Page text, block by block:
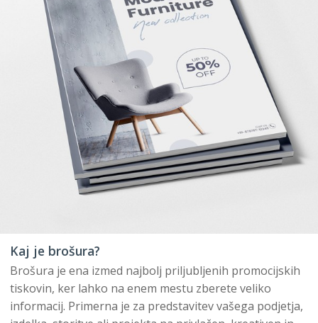
Kaj je brošura?
Brošura je ena izmed najbolj priljubljenih promocijskih
tiskovin, ker lahko na enem mestu zberete veliko
informacij. Primerna je za predstavitev vašega podjetja,